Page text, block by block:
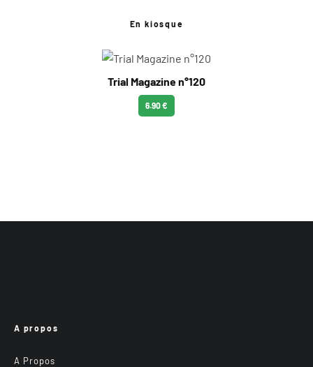
En kiosque
Trial Magazine n°120
6.90 €
A propos
A Propos